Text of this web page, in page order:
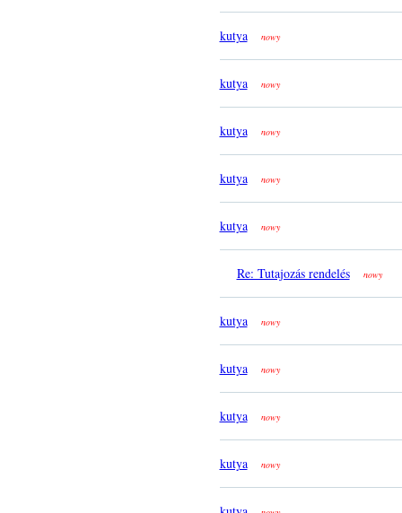
kutya nowy
kutya nowy
kutya nowy
kutya nowy
kutya nowy
Re: Tutajozás rendelés nowy
kutya nowy
kutya nowy
kutya nowy
kutya nowy